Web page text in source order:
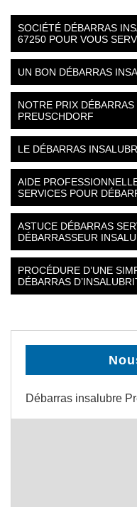
SOCIÉTÉ DÉBARRAS
67250 POUR VOUS
UN BON DÉBARRAS
NOTRE PRIX
PREUSCHDORF
LE DÉBARRAS
AIDE
SERVICES POUR
ASTUCE DÉBARRAS
DÉBARRASSEUR
PROCÉDURE D’UNE
DÉBARRAS
Débarras insalubre